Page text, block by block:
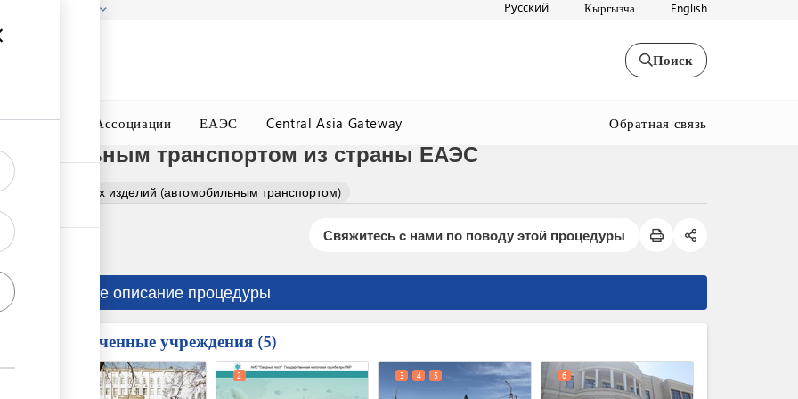
Русский Кыргызча English
Поиск
Окна Ассоциации ЕАЭС Central Asia Gateway Обратная связь
транспортом из страны ЕАЭС
макаронных изделий (автомобильным транспортом)
Свяжитесь с нами по поводу этой процедуры
Краткое описание процедуры
Вовлеченные учреждения 5
2 3 4 5 6